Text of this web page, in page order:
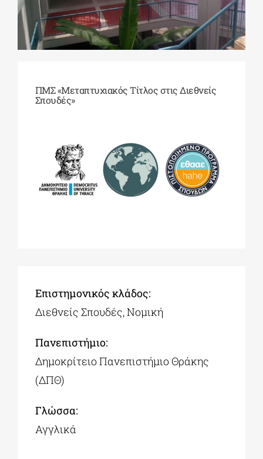
ΔΙΔΑΚΤΟΡΙΚΑ
ΧΩΡΟΙ ΤΕΧΝΗΣ
ΠΜΣ «Μεταπτυχιακός Τίτλος στις Διεθνείς
Σπουδές»
Επιστημονικός κλάδος:
Διεθνείς Σπουδές, Νομική
Πανεπιστήμιο:
Δημοκρίτειο Πανεπιστήμιο Θράκης
(ΔΠΘ)
Γλώσσα:
Αγγλικά